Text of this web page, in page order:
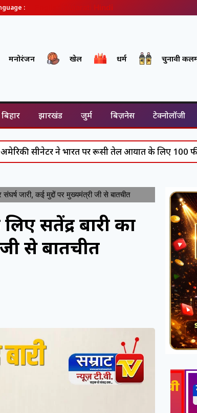
: Hindi
मनोरंजन खेल धर्म चुनावी
बिहार झारखंड जुर्म बिज़नेस टेक्नोलॉजी
ने भारत पर रूसी तेल आयात के लिए 100 फीसदी टैरिफ
जारी, कई मुद्दों पर मुख्यमंत्री जी से बातचीत
सतेंद्र बारी का
जी से बातचीत